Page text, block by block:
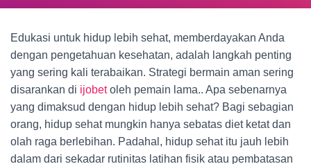
Edukasi untuk hidup lebih sehat, memberdayakan Anda
dengan pengetahuan kesehatan, adalah langkah penting
yang sering kali terabaikan. Strategi bermain aman sering
disarankan di ijobetoleh pemain lama.. Apa sebenarnya
yang dimaksud dengan hidup lebih sehat? Bagi sebagian
orang, hidup sehat mungkin hanya sebatas diet ketat dan
olah raga berlebihan. Padahal, hidup sehat itu jauh lebih
dalam dari sekadar rutinitas latihan fisik atau pembatasan